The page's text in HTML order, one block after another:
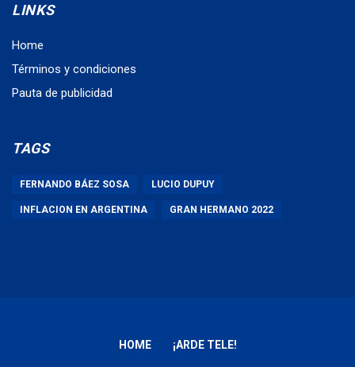
LINKS
Home
Términos y condiciones
Pauta de publicidad
TAGS
FERNANDO BÁEZ SOSA LUCIO DUPUY
INFLACION EN ARGENTINA GRAN HERMANO 2022
HOME ¡ARDE TELE!